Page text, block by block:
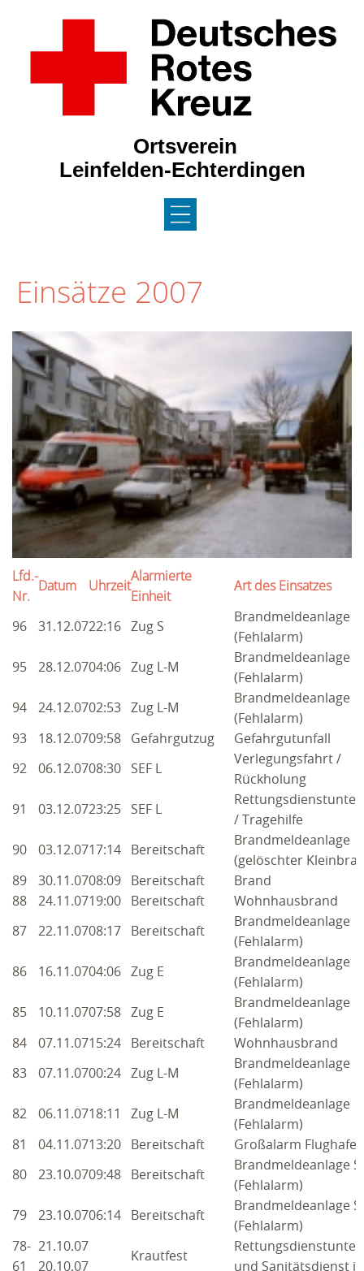
Ortsverein
Leinfelden-Echterdingen
AKTUELLES
ARCHIV
EINSÄTZE
2026
2025
ARCHIV
2024
2015
2014
2011
2010
2009
2008
2007
TERMINE
ANGEBOTE & KURSE
Einsätze 2007
Lfd.-
Nr.
Datum Uhrzeit
Alarmierte
Einheit
Art des Einsatzes
96 31.12.0722:16 Zug S
Brandmeldeanlage
(Fehlalarm)
95
28.12.0704:06 Zug L-M
Brandmeldeanlage
(Fehlalarm)
94
24.12.0702:53 Zug L-M
Brandmeldeanlage
(Fehlalarm)
93
18.12.0709:58 Gefahrgutzug
Gefahrgutunfall
92
06.12.0708:30 SEF L
Verlegungsfahrt /
Rückholung
91
03.12.0723:25 SEF L
/ Tragehilfe
90
03.12.0717:14 Bereitschaft
Brandmeldeanlage
(gelöschter
89
30.11.0708:09 Bereitschaft
Brand
88
24.11.0719:00 Bereitschaft
Wohnhausbrand
87
22.11.0708:17 Bereitschaft
Brandmeldeanlage
(Fehlalarm)
86
16.11.0704:06 Zug E
Brandmeldeanlage
(Fehlalarm)
85
10.11.0707:58 Zug E
Brandmeldeanlage
(Fehlalarm)
84
07.11.0715:24 Bereitschaft
Wohnhausbrand
83
07.11.0700:24 Zug L-M
Brandmeldeanlage
(Fehlalarm)
82
06.11.0718:11 Zug L-M
Brandmeldeanlage
(Fehlalarm)
81
04.11.0713:20 Bereitschaft
Großalarm
80
23.10.0709:48 Bereitschaft
Brandmeldeanlage
(Fehlalarm)
79
23.10.0706:14 Bereitschaft
Brandmeldeanlage
(Fehlalarm)
78-
61
21.10.07
20.10.07
Krautfest
und Sanitätsdienst in